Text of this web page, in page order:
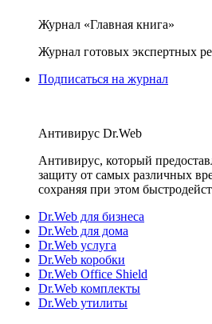
Журнал «Главная книга»
Журнал готовых экспертных
Подписаться на журнал
Антивирус Dr.Web
Антивирус, который
защиту от самых различных
сохраняя при этом
Dr.Web для бизнеса
Dr.Web для дома
Dr.Web услуга
Dr.Web коробки
Dr.Web Office Shield
Dr.Web комплекты
Dr.Web утилиты